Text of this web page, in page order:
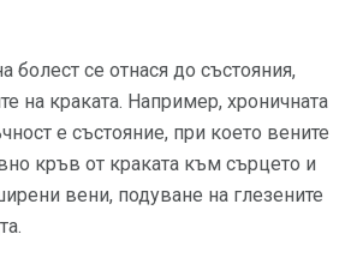
болест се отнася до състояния,
на краката. Например, хроничната
е състояние, при което вените
кръв от краката към сърцето и
вени, подуване на глезените